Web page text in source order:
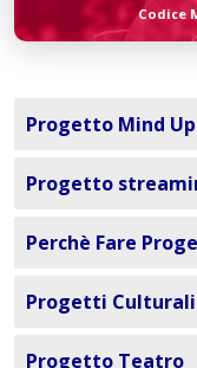
Codice
Progetto Mind Up
Progetto
Perchè Fare
Progetti
Progetto Teatro